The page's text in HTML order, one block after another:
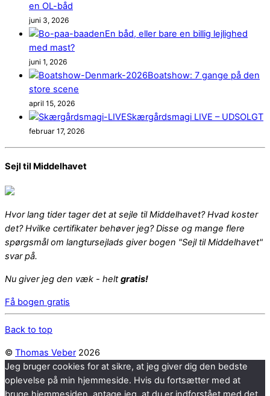
en OL-båd
juni 3, 2026
En båd, eller bare en billig lejlighed
med mast?
juni 1, 2026
Boatshow: 7 gange på den
store scene
april 15, 2026
Skærgårdsmagi LIVE – UDSOLGT
februar 17, 2026
Sejl til Middelhavet
Hvor lang tider tager det at sejle til Middelhavet? Hvad koster
det? Hvilke certifikater behøver jeg? Disse og mange flere
spørgsmål om langtursejlads giver bogen "Sejl til Middelhavet"
svar på.
Nu giver jeg den væk - heltgratis!
Få bogen gratis
Back to top
© Thomas Veber 2026
Jeg bruger cookies for at sikre, at jeg giver dig den bedste
oplevelse på min hjemmeside. Hvis du fortsætter med at